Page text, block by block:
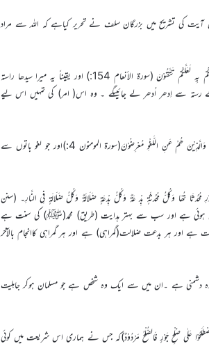
کی تشریح میں بزرگان سلف نے تحریر کیاہے کہ اللہ سے مراد
پھر ایک جگہ فرمایا وَأَنَّ ھٰذَا صِرَاطِیْ مُسْتَقِیْماً فَاتَّبِعُوْہُ وَلَا تَتَّبِعُواالسُّبُلَ فَتَفَرَّقَ بِکُمْ عَنْ سَبِیْلِہِ ذٰلِکُمْ وَصّٰکُمْ بِہِ لَعَلَّکُمْ تَتَّقُوْنَ (سورۃ الأنعام 154:) اور یقیناً یہ میرا سیدھا راستہ
سے اِدھر اُدھر لے جائیںگے ۔ وہ اس( امر) کی تمہیں اس لیے
پھر اللہ تعالیٰ نے قرآن کریم میں مومنوں کی بنیادی صفات میں سے ایک صفت کا ذکر فرمایا وَالَّذِیْنَ ھُمْ عَنِ اللَّغْوِ مُعْرِضُوْنَ(سورۃ المومنون 4:)اور جو لغو باتوں سے
تُھَا وَکُلُّ مُحْدَثَۃٍ بِدْ عَۃٌ وَکُلُّ بِدْعَۃٍ ضَلَالَۃٌ وَکُلُّ ضَلَالَۃٍ فِی النَّارِ۔ (سنن
بیان ہوئی ہے اور سب سے بہتر ہدایت (طریق) محمد(ﷺ) کی سنت ہے
اور ہر بدعت ضلالت(گمراہی) ہے اور ہر گمراہی کاانجام بالآخر
دشمنی ہے ۔ان میں سے ایک وہ شخص ہے جو مسلمان ہوکر جاہلیت
عَلٰی صُلْحِ جَوْرٍ فَالصُّلْحُ مَرْدُوْدٌ)کہ جس نے ہماری اس شریعت میں کوئی